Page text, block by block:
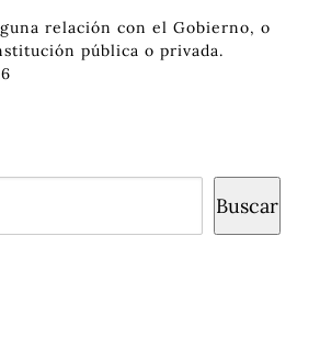
relación con el Gobierno, o
pública o privada.
Buscar